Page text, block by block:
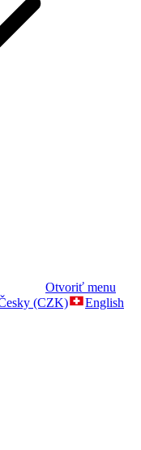
Otvoriť menu
(CZK)
English